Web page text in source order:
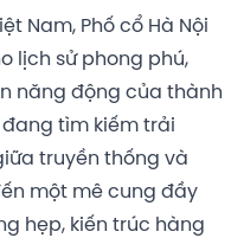
Nam, Phố cổ Hà Nội
lịch sử phong phú,
năng động của thành
tìm kiếm trải
truyền thống và
một mê cung đầy
hẹp, kiến ​​trúc hàng